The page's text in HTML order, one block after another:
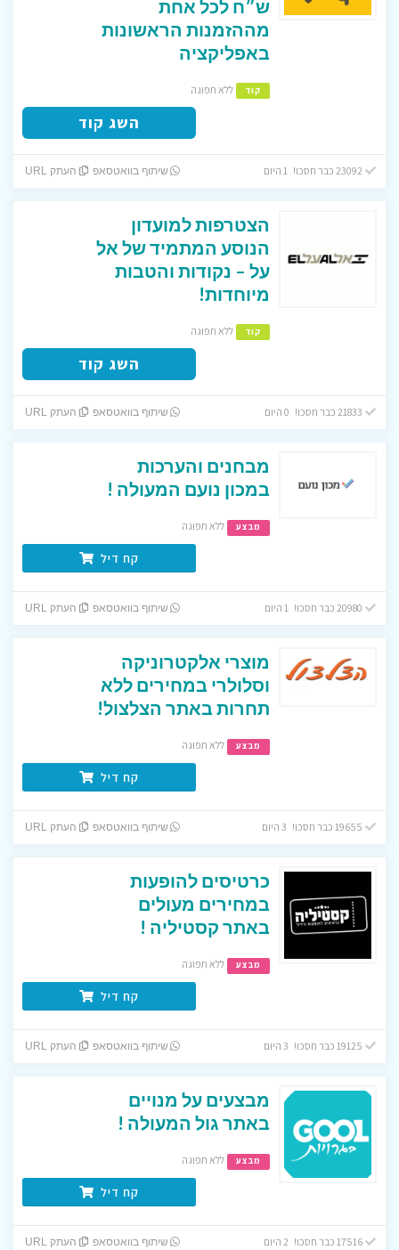
ש״ח לכל אחת
מההזמנות הראשונות
באפליקציה
קוד ללא תפוגה
השג קוד
שיתוף בוואטסאפ העתק URL
הצטרפות למועדון
הנוסע המתמיד של אל
על – נקודות והטבות
מיוחדות!
קוד ללא תפוגה
השג קוד
שיתוף בוואטסאפ העתק URL
מבחנים והערכות
במכון נועם המעולה !
מבצע ללא תפוגה
קח דיל
שיתוף בוואטסאפ העתק URL
מוצרי אלקטרוניקה
וסלולרי במחירים ללא
תחרות באתר הצלצול!
מבצע ללא תפוגה
קח דיל
שיתוף בוואטסאפ העתק URL
כרטיסים להופעות
במחירים מעולים
באתר קסטיליה !
מבצע ללא תפוגה
קח דיל
שיתוף בוואטסאפ העתק URL
מבצעים על מנויים
באתר גול המעולה !
מבצע ללא תפוגה
קח דיל
17516 כבר חסכו! 2 היום שיתוף בוואטסאפ העתק URL